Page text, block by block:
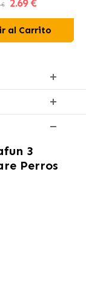
€ 2.69 €
al Carrito
3
Perros